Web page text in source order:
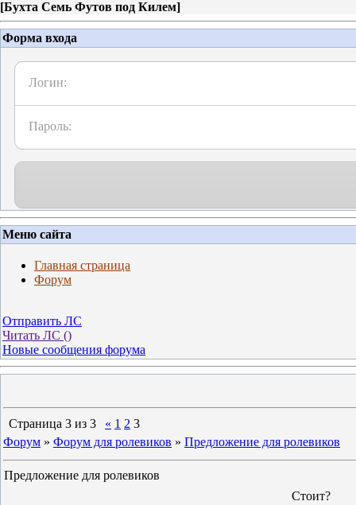
[Бухта Семь Футов под Килем]
Форма входа
Логин:
Пароль:
Меню сайта
Главная страница
Форум
Отправить ЛС
Читать ЛС ()
Новые сообщения форума
Страница 3 из 3 « 1 2 3
Форум » Форум для ролевиков » Предложение для ролевиков
Предложение для ролевиков
Стоит?